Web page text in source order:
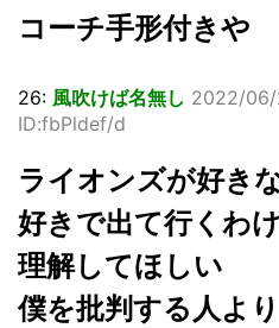
コーチ手形付きや
26: 風吹けば名無し 2022/06/
ID:fbPldef/d
ライオンズが好き
好きで出て行くわ
理解してほしい
僕を批判する人よ